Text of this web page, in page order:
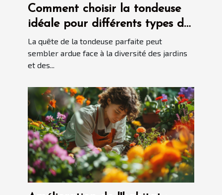
Comment choisir la tondeuse
idéale pour différents types de
jardins
La quête de la tondeuse parfaite peut
sembler ardue face à la diversité des jardins
et des...